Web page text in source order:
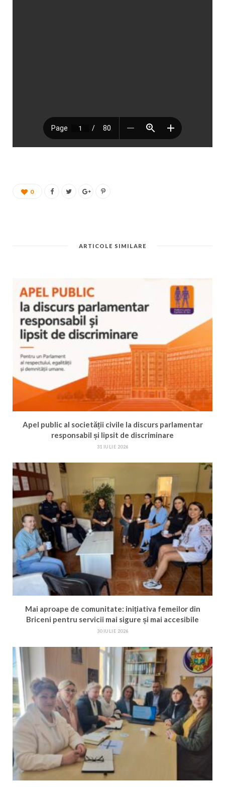
0
ARTICOLE SIMILARE
Apel public al societății civile la discurs parlamentar
responsabil și lipsit de discriminare
31 IULIE 2026
Mai aproape de comunitate: inițiativa femeilor din
Briceni pentru servicii mai sigure și mai accesibile
30 IULIE 2026